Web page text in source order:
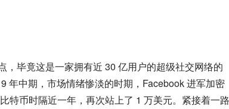
毕竟这是一家拥有近 30 亿用户的超级社交网络的
年中期，市场情绪惨淡的时期，Facebook 进军加密
特币时隔近一年，再次站上了 1 万美元。紧接着一路